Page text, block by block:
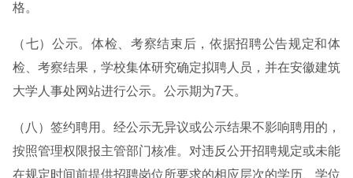
格。
（七）公示。体检、考察结束后，依据招聘公告规定和体
检、考察结果，学校集体研究确定拟聘人员，并在安徽建筑
大学人事处网站进行公示。公示期为7天。
（八）签约聘用。经公示无异议或公示结果不影响聘用的，
按照管理权限报主管部门核准。对违反公开招聘规定或未能
在规定时间前提供招聘岗位所要求的相应层次的学历、学位